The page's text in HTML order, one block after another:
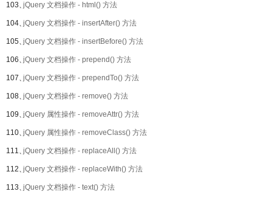
103、jQuery 文档操作 - html() 方法
104、jQuery 文档操作 - insertAfter() 方法
105、jQuery 文档操作 - insertBefore() 方法
106、jQuery 文档操作 - prepend() 方法
107、jQuery 文档操作 - prependTo() 方法
108、jQuery 文档操作 - remove() 方法
109、jQuery 属性操作 - removeAttr() 方法
110、jQuery 属性操作 - removeClass() 方法
111、jQuery 文档操作 - replaceAll() 方法
112、jQuery 文档操作 - replaceWith() 方法
113、jQuery 文档操作 - text() 方法